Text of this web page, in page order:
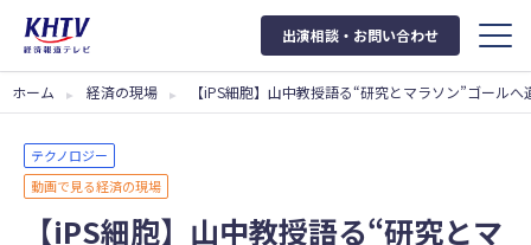
出演相談・お問い合わせ
ホーム 経済の現場 【iPS細胞】山中教授語る“研究とマラソン”ゴールへ
テクノロジー
動画で見る経済の現場
【iPS細胞】山中教授語る“研究とマ